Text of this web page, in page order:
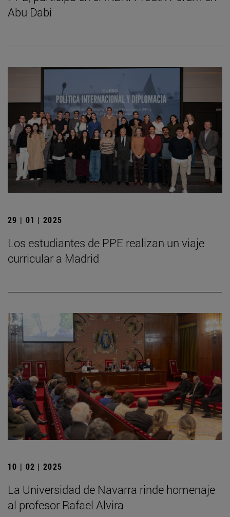
Abu Dabi
29 | 01 | 2025
Los estudiantes de PPE realizan un viaje
curricular a Madrid
10 | 02 | 2025
La Universidad de Navarra rinde homenaje
al profesor Rafael Alvira